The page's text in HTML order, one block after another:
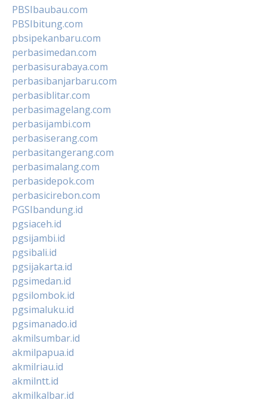
PBSIbaubau.com
PBSIbitung.com
pbsipekanbaru.com
perbasimedan.com
perbasisurabaya.com
perbasibanjarbaru.com
perbasiblitar.com
perbasimagelang.com
perbasijambi.com
perbasiserang.com
perbasitangerang.com
perbasimalang.com
perbasidepok.com
perbasicirebon.com
PGSIbandung.id
pgsiaceh.id
pgsijambi.id
pgsibali.id
pgsijakarta.id
pgsimedan.id
pgsilombok.id
pgsimaluku.id
pgsimanado.id
akmilsumbar.id
akmilpapua.id
akmilriau.id
akmilntt.id
akmilkalbar.id